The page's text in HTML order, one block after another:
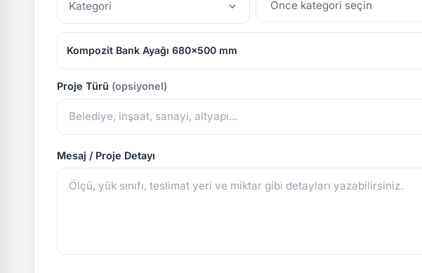
Kategori
Kompozit Bank Ayağı 680x500 mm
Proje Türü (opsiyonel)
Mesaj / Proje Detayı